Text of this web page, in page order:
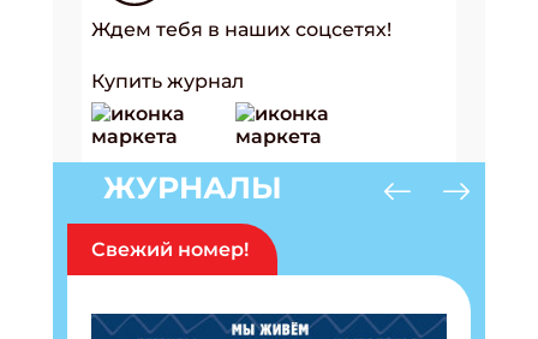
Ждем тебя в наших соцсетях!
Купить журнал
ЖУРНАЛЫ
Свежий номер!